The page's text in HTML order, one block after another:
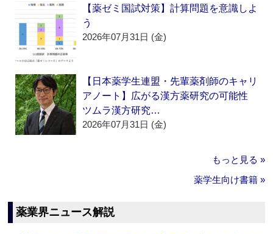
【薬ゼミ国試対策】計算問題を意識しよ
う
2026年07月31日 (金)
【日本薬学生連盟・先輩薬剤師のキャリ
アノート】広がる漢方薬研究の可能性
ツムラ漢方研究…
2026年07月31日 (金)
もっと見る »
薬学生向け書籍 »
薬業界ニュース解説